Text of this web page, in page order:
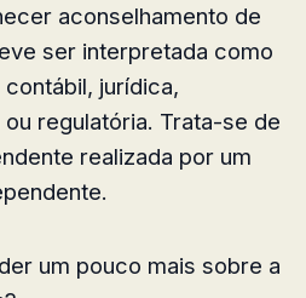
aconselhamento de
ser interpretada como
jurídica,
regulatória. Trata-se de
realizada por um
um pouco mais sobre a